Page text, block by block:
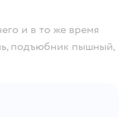
и в то же время
подъюбник пышный,